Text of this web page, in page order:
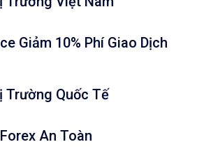
Giảm 10% Phí Giao Dịch
Trường Quốc Tế
An Toàn